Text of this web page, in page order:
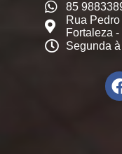
85
Rua
Fortaleza -
Segunda